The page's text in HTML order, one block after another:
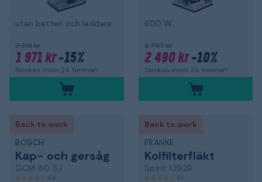
utan batteri och laddare
2 319 kr
1 971 kr-15%
Skickas inom 24 timmar!
600 W
2 767 kr
2 490 kr-10%
Skickas inom 24 timmar!
Back to work
BOSCH
Kap- och gersåg
GCM 80 SJ
4,4
Back to work
FRANKE
Kolfilterfläkt
Spirit 1292B
4,1